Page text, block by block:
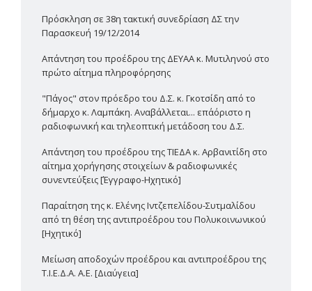
Πρόσκληση σε 38η τακτική συνεδρίαση ΔΣ την
Παρασκευή 19/12/2014
Απάντηση του προέδρου της ΔΕΥΑΑ κ. Μυτιληνού στο
πρώτο αίτημα πληροφόρησης
"Πάγος" στον πρόεδρο του Δ.Σ. κ. Γκοτσίδη από το
δήμαρχο κ. Λαμπάκη. Αναβάλλεται... επ΄αόριστο η
ραδιοφωνική και τηλεοπτική μετάδοση του Δ.Σ.
Απάντηση του προέδρου της ΤΙΕΔΑ κ. Αρβανιτίδη στο
αίτημα χορήγησης στοιχείων & ραδιοφωνικές
συνεντεύξεις [Έγγραφο-Ηχητικό]
Παραίτηση της κ. Ελένης Ιντζεπελίδου-Συτμαλίδου
από τη θέση της αντιπροέδρου του Πολυκοινωνικού
[Ηχητικό]
Μείωση αποδοχών προέδρου και αντιπροέδρου της
Τ.Ι.Ε.Δ.Α. Α.Ε. [Διαύγεια]